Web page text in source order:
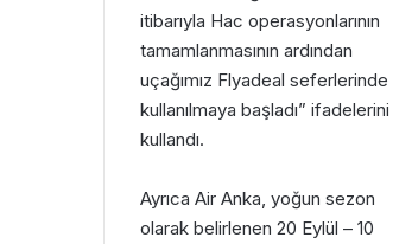
itibarıyla Hac operasyonlarının
tamamlanmasının ardından
uçağımız Flyadeal seferlerinde
kullanılmaya başladı” ifadelerini
kullandı.
Ayrıca Air Anka, yoğun sezon
olarak belirlenen 20 Eylül – 10